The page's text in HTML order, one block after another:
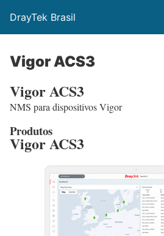
DrayTek Brasil
Vigor ACS3
Vigor ACS3
NMS para dispositivos Vigor
Produtos
Vigor ACS3